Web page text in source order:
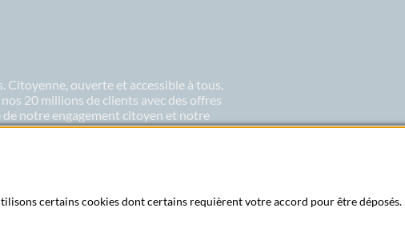
Citoyenne, ouverte et accessible à tous,
20 millions de clients avec des offres
notre engagement citoyen et notre
partage les rêves et les exigences de sa
certains cookies dont certains requièrent votre accord pour être déposés.